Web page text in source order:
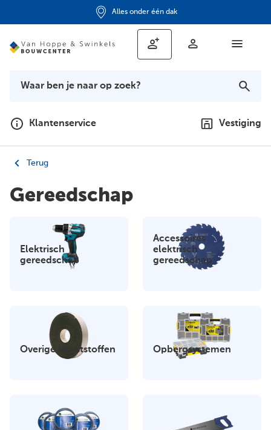
Alles onder één dak
Klantenservice Vestiging
Terug
Gereedschap
Elektrisch
gereedschap
Accessoires
elektrisch
gereedschap
Overige kunststoffen Opbergsystemen